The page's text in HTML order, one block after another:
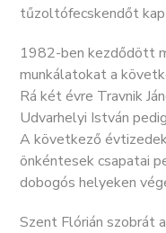
tűzoltófecskendőt
1982-ben kezdődött
munkálatokat a
Rá két évre Travnik
Udvarhelyi István
A következő
önkéntesek csapatai
dobogós helyeken
Szent Flórián szobrát